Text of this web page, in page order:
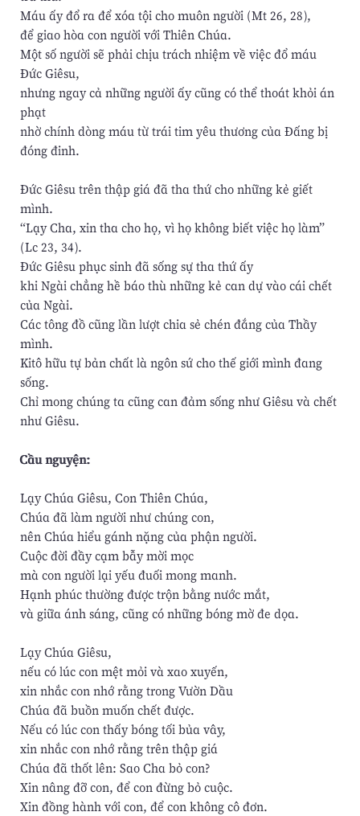
Máu ấy đổ ra để xóa tội cho muôn người (Mt 26, 28),
để giao hòa con người với Thiên Chúa.
Một số người sẽ phải chịu trách nhiệm về việc đổ máu
Đức Giêsu,
nhưng ngay cả những người ấy cũng có thể thoát khỏi án
phạt
nhờ chính dòng máu từ trái tim yêu thương của Đấng bị
đóng đinh.
Đức Giêsu trên thập giá đã tha thứ cho những kẻ giết
mình.
“Lạy Cha, xin tha cho họ, vì họ không biết việc họ làm”
(Lc 23, 34).
Đức Giêsu phục sinh đã sống sự tha thứ ấy
khi Ngài chẳng hề báo thù những kẻ can dự vào cái chết
của Ngài.
Các tông đồ cũng lần lượt chia sẻ chén đắng của Thầy
mình.
Kitô hữu tự bản chất là ngôn sứ cho thế giới mình đang
sống.
Chỉ mong chúng ta cũng can đảm sống như Giêsu và chết
như Giêsu.
Cầu nguyện:
Lạy Chúa Giêsu, Con Thiên Chúa,
Chúa đã làm người như chúng con,
nên Chúa hiểu gánh nặng của phận người.
Cuộc đời đầy cạm bẫy mời mọc
mà con người lại yếu đuối mong manh.
Hạnh phúc thường được trộn bằng nước mắt,
và giữa ánh sáng, cũng có những bóng mờ đe dọa.
Lạy Chúa Giêsu,
nếu có lúc con mệt mỏi và xao xuyến,
xin nhắc con nhớ rằng trong Vườn Dầu
Chúa đã buồn muốn chết được.
Nếu có lúc con thấy bóng tối bủa vây,
xin nhắc con nhớ rằng trên thập giá
Chúa đã thốt lên: Sao Cha bỏ con?
Xin nâng đỡ con, để con đừng bỏ cuộc.
Xin đồng hành với con, để con không cô đơn.